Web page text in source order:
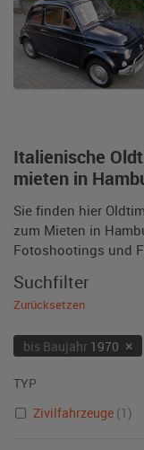
Italienische
mieten in
Sie finden hier
zum Mieten in
Fotoshootings und
Suchfilter
Zurücksetzen
bis Baujahr1970 ×
TYP
Zivilfahrzeuge (1)